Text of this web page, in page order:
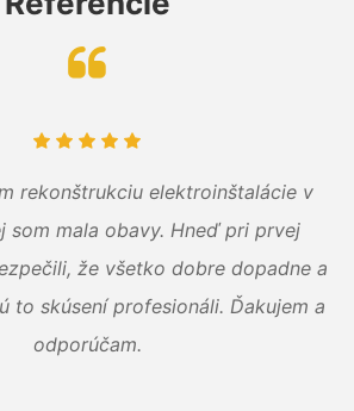
rekonštrukciu elektroinštalácie v
som mala obavy. Hneď pri prvej
že všetko dobre dopadne a
to skúsení profesionáli. Ďakujem a
odporúčam.